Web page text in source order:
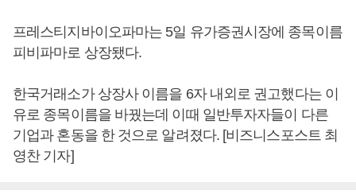
프레스티지바이오파마는 5일 유가증권시장에 종목이름
피비파마로 상장됐다.
한국거래소가 상장사 이름을 6자 내외로 권고했다는 이
유로 종목이름을 바꿨는데 이때 일반투자자들이 다른
기업과 혼동을 한 것으로 알려졌다. [비즈니스포스트 최
영찬 기자]